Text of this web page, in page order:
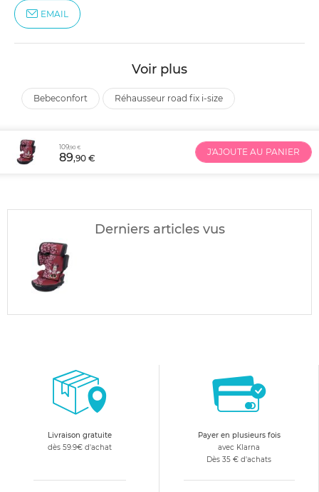
EMAIL
Voir plus
bebeconfort réhausseur road fix i-size
109,90 €
89,90 €
J'AJOUTE AU PANIER
Derniers articles vus
Livraison gratuite
dès 59.9€ d'achat
Payer en plusieurs fois
avec Klarna
Dès 35 € d'achats